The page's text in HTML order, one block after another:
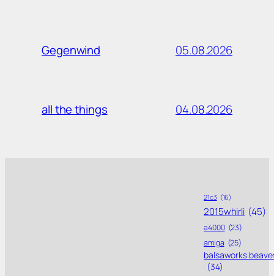
Gegenwind 05.08.2026
all the things 04.08.2026
21c3 (16)
2015whirli (45)
a4000 (23)
amiga (25)
balsaworks
(34)